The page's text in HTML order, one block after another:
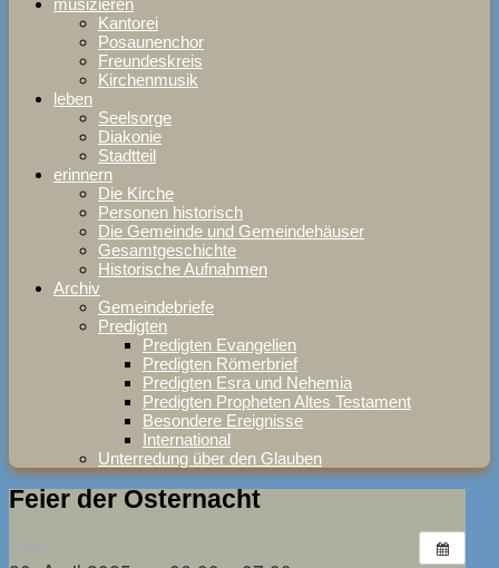
musizieren
Kantorei
Posaunenchor
Freundeskreis
Kirchenmusik
leben
Seelsorge
Diakonie
Stadtteil
erinnern
Die Kirche
Personen historisch
Die Gemeinde und Gemeindehäuser
Gesamtgeschichte
Historische Aufnahmen
Archiv
Gemeindebriefe
Predigten
Predigten Evangelien
Predigten Römerbrief
Predigten Esra und Nehemia
Predigten Propheten Altes Testament
Besondere Ereignisse
International
Unterredung über den Glauben
Feier der Osternacht